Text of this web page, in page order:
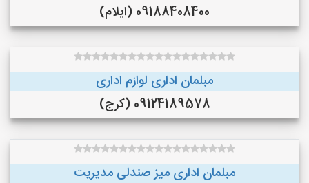
09188408400 (ایلام)
مبلمان اداری لوازم اداری
09124189578 (کرج)
مبلمان اداری میز صندلی مدیریت